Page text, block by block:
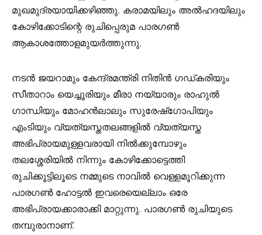
മുഖമുദ്രയായിക്കഴിഞ്ഞു. കരാമയിലും അല്‍ഹദയിലും
കോഴിക്കോടിന്റെ രുചിപ്പെരുമ പാരഗണ്‍
ആകാശത്തോളമുയര്‍ത്തുന്നു.
നടന്‍ ജയറാമും കേന്ദ്രമന്ത്രി നിതിന്‍ ഗഡ്കരിയും
സീതാറാം യെച്ചൂരിയും മീരാ നയ്യാരും രാഹുല്‍
ഗാന്ധിയും മോഹന്‍ലാലും സുരേഷ്‌ഗോപിയും
എംടിയും വ്യത്യസ്തതലങ്ങളില്‍ വ്യത്യസ്ത
അഭിപ്രായമുള്ളവരായി നില്‍ക്കുമ്പോഴും
തലശ്ശേരിയില്‍ നിന്നും കോഴിക്കോട്ടെത്തി
രുചിക്കൂട്ടിലൂടെ നമ്മുടെ നാവില്‍ വെള്ളമൂറിക്കുന്ന
പാരഗണ്‍ ഹോട്ടല്‍ ഇവരെയെല്ലാം ഒരേ
അഭിപ്രായക്കാരാക്കി മാറ്റുന്നു. പാരഗണ്‍ രുചിയുടെ
തമ്പുരാനാണ്.